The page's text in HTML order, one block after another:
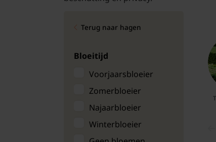
Tuinbenodigdheden
Terug naar hagen
Bloeitijd
Voorjaarsbloeier
Zomerbloeier
Najaarbloeier
Winterbloeier